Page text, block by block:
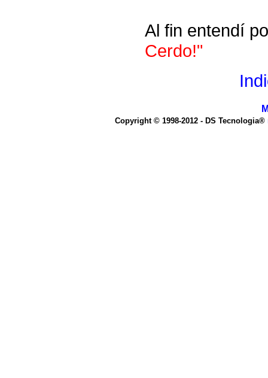
Al fin entendí
Cerdo!"
Copyright © 1998-2012 - DS Tecnologia®